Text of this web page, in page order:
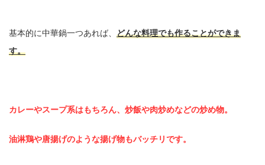
基本的に中華鍋一つあれば、 どんな料理でも作ることができま
す。
カレーやスープ系はもちろん、炒飯や肉炒めなどの炒め物。
油淋鶏や唐揚げのような揚げ物もバッチリです。